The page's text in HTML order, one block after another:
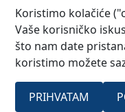
n
j
u
b
profesionalnu
kandidata
polaganje
obavljanje
redovan ispitni
Koristimo kolačiće
Vaše korisničko
što nam date
koristimo možete
PRIHVATAM